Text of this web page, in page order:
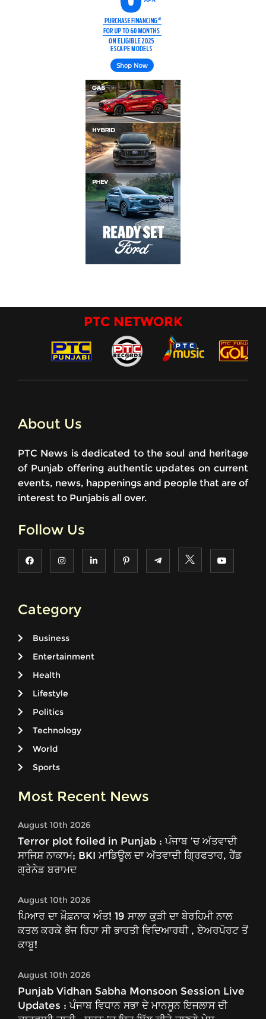
PTC NETWORK
About Us
PTC News is dedicated to the soul and heritage
of Punjab offering authentic updates on current
events, news, happenings and people that are of
interest to Punjabis all over.
Follow Us
Category
Business
Entertainment
Health
Lifestyle
Politics
Technology
World
Sports
Most Recent News
August 10th 2026
Terror plot foiled in Punjab : ਪੰਜਾਬ ’ਚ ਅੱਤਵਾਦੀ
ਸਾਜਿਸ਼ ਨਾਕਾਮ; BKI ਮਾਡਿਊਲ ਦਾ ਅੱਤਵਾਦੀ ਗ੍ਰਿਫਤਾਰ, ਹੈਂਡ
ਗ੍ਰੇਨੇਡ ਬਰਾਮਦ
August 10th 2026
ਪਿਆਰ ਦਾ ਖ਼ੌਫ਼ਨਾਕ ਅੰਤ! 19 ਸਾਲਾ ਕੁੜੀ ਦਾ ਬੇਰਹਿਮੀ ਨਾਲ
ਕਤਲ ਕਰਕੇ ਭੱਜ ਰਿਹਾ ਸੀ ਭਾਰਤੀ ਵਿਦਿਆਰਥੀ , ਏਅਰਪੋਰਟ ਤੋਂ
ਕਾਬੂ!
August 10th 2026
Punjab Vidhan Sabha Monsoon Session Live
Updates : ਪੰਜਾਬ ਵਿਧਾਨ ਸਭਾ ਦੇ ਮਾਨਸੂਨ ਇਜਲਾਸ ਦੀ